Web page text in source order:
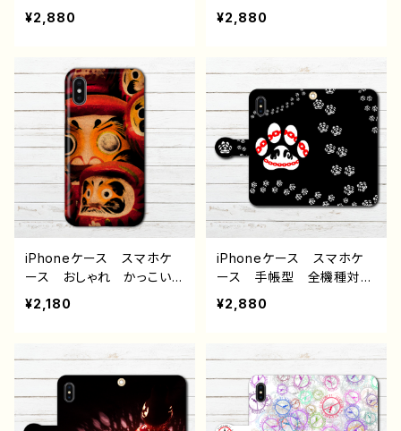
応 イラスト おしゃれ
病みかわいい メンヘラ
15/14/13/12/11 AQUOS
Xperia Googlepixel Ga
laxy Android アンドロ
イド ケース 個性的 お
すすめ 人気 イラストレ
ーター クリエイター 絵
師 オリジナル デザイ
ン グッズ タイトル：愛し
て 作：チノリ
¥2,880
対応 おしゃれ かっこい
い エモい画像 風景 綺
ク メンズ 女子 レディ
柄 高校生 男子 iPhon
e17/16/15/14/13 AQUOS
sense 8 9 10 AQUOS
Xperia Googlepixel Ga
laxy Android アンドロ
イド ケース 個性的 お
すすめ 人気 イラストレ
ーター クリエイター 絵
師 オリジナル デザイ
ン グッズ タイトル：だる
¥2,880
iPhoneケース スマホケ
ース おしゃれ かっこい
い エモい画像 風景 綺
麗 景色 ノスタルジッ
ース 高校生 男子 和
ne17/16/15/14/13 AQUO
S sense 8 9 10 Xperia
Googlepixel Galaxy
¥2,180
iPhoneケース スマホケ
ース 手帳型 全機種対
応 イラスト おしゃれ
動物 犬 いぬ ゆるか
ラ ヤンデレ ロック ク
ィース 高校生 男子 iP
hone17/16/15/14/13 AQ
UOS sense 8 9 10 Xpe
¥2,880